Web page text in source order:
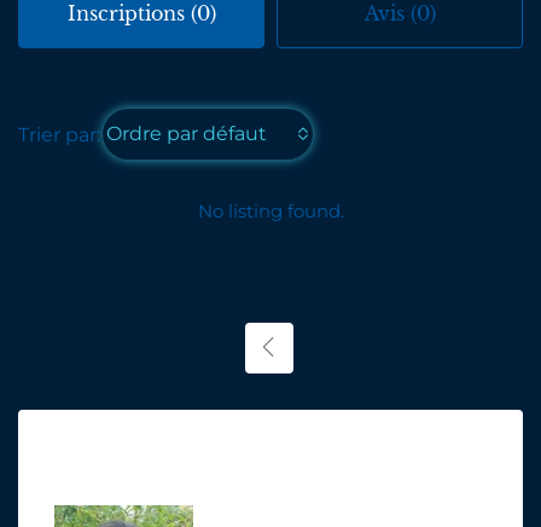
Inscriptions (0) Avis (0)
Trier par: Ordre par défaut
No listing found.